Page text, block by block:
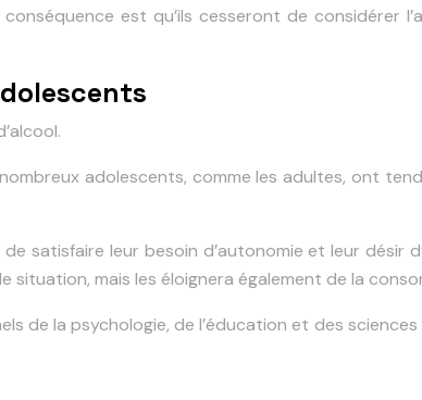
est qu’ils cesseront de considérer
adolescents, comme les adultes, ont
satisfaire leur besoin d’autonomie et leur désir
mais les éloignera également de la
de la psychologie, de l’éducation et des